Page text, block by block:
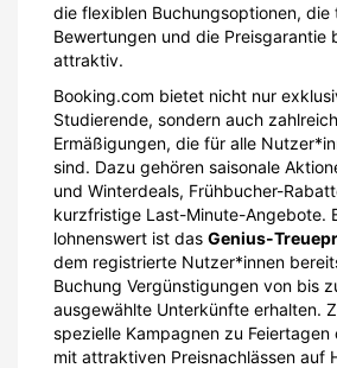
die flexiblen Buchungsoptionen, die
Bewertungen und die Preisgarantie
attraktiv.
Booking.com bietet nicht nur
Studierende, sondern auch
Ermäßigungen, die für alle
sind. Dazu gehören saisonale
und Winterdeals, Frühbucher-
kurzfristige Last-Minute-Angebote.
lohnenswert ist das Genius-
dem registrierte Nutzer*innen
Buchung Vergünstigungen von bis
ausgewählte Unterkünfte erhalten.
spezielle Kampagnen zu
mit attraktiven Preisnachlässen auf